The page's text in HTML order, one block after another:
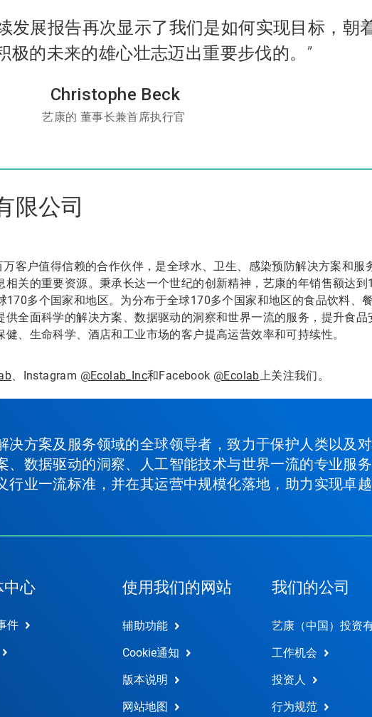
发展报告再次显示了我们是如何实现目标，朝
极的未来的雄心壮志迈出重要步伐的。”
Christophe Beck
艺康的 董事长兼首席执行官
限公司
客户值得信赖的合作伙伴，是全球水、卫生、感染预防解决方案和服
关的重要资源。秉承长达一个世纪的创新精神，艺康的年销售额达到
170多个国家和地区。为分布于全球170多个国家和地区的食品饮料、
全面科学的解决方案、数据驱动的洞察和世界一流的服务，提升食品
、生命科学、酒店和工业市场的客户提高运营效率和可持续性。
、Instagram @Ecolab_Inc和Facebook @Ecolab 上关注我们。
决方案及服务领域的全球领导者，致力于保护人类以及
、数据驱动的洞察、人工智能技术与世界一流的专业服
行业一流标准，并在其运营中规模化落地，助力实现卓越
中心
件
使用我们的网站
辅助功能
Cookie通知
版本说明
网站地图
我们的公司
艺康（中国）投资
工作机会
投资人
行为规范